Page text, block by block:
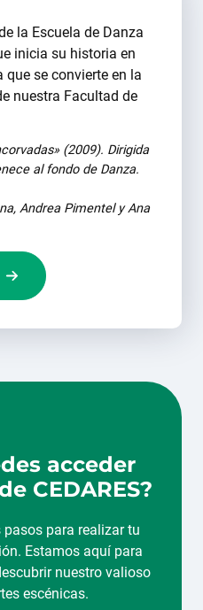
la Escuela de Danza
inicia su historia en
que se convierte en la
nuestra Facultad de
(2009). Dirigida
al fondo de Danza.
Andrea Pimentel y Ana
acceder
CEDARES?
para realizar tu
Estamos aquí para
nuestro valioso
escénicas.